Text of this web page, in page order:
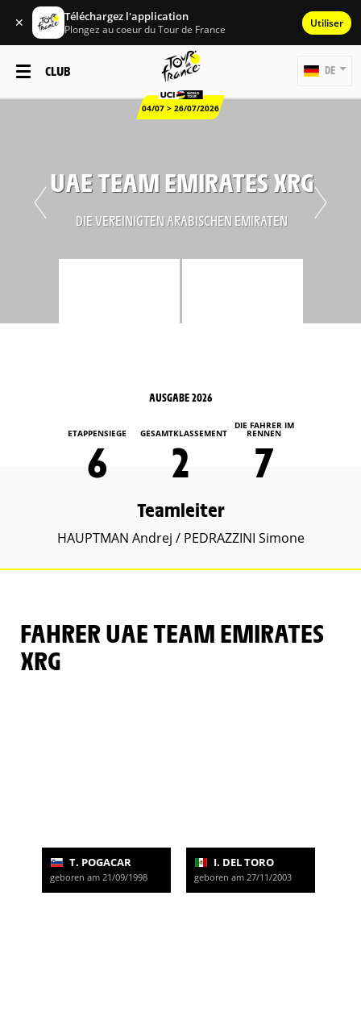
✕ Téléchargez l'application
Plongez au coeur du Tour de France Utiliser
CLUB
04/07 > 26/07/2026
DE
UAE TEAM EMIRATES XRG
DIE VEREINIGTEN ARABISCHEN EMIRATEN
AUSGABE 2026
ETAPPENSIEGE
6
GESAMTKLASSEMENT
2
DIE FAHRER IM
RENNEN
7
Teamleiter
HAUPTMAN Andrej / PEDRAZZINI Simone
FAHRER UAE TEAM EMIRATES
XRG
T. POGACAR
geboren am 21/09/1998
I. DEL TORO
geboren am 27/11/2003